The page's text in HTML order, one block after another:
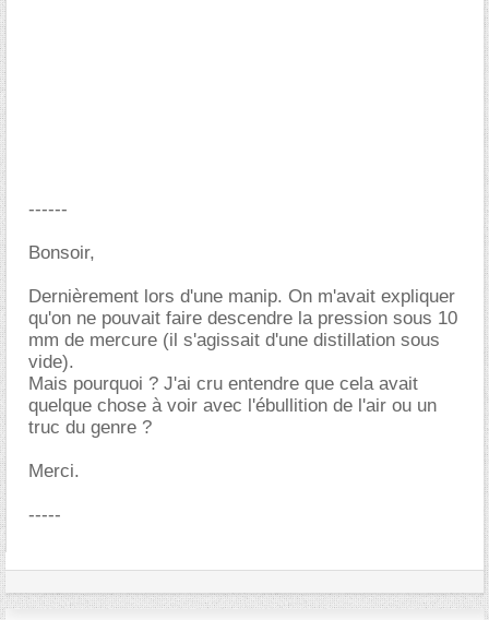
------
Bonsoir,
Dernièrement lors d'une manip. On m'avait expliquer
qu'on ne pouvait faire descendre la pression sous 10
mm de mercure (il s'agissait d'une distillation sous
vide).
Mais pourquoi ? J'ai cru entendre que cela avait
quelque chose à voir avec l'ébullition de l'air ou un
truc du genre ?
Merci.
-----